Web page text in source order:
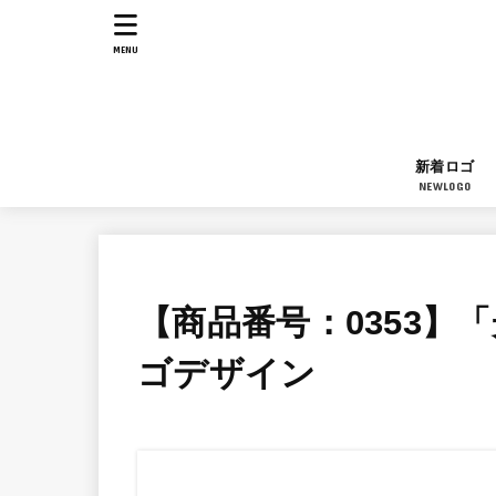
新着ロゴ
NEWLOGO
MENU
【商品番号：0353】
ゴデザイン